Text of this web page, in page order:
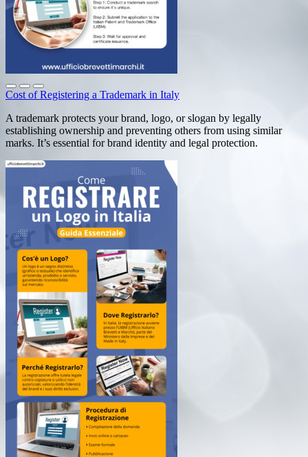
Cost of Registering a Trademark in Italy
A trademark protects your brand, logo, or slogan by legally
establishing ownership and preventing others from using similar
marks. It’s essential for brand identity and legal protection.